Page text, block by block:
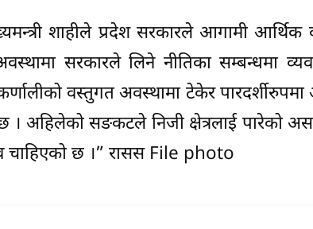
शाहीले प्रदेश सरकारले आगामी आर्थिक
सरकारले लिने नीतिका सम्बन्धमा
वस्तुगत अवस्थामा टेकेर
छ । अहिलेको सङकटले निजी क्षेत्रलाई पारेको
चाहिएको छ ।” रासस File photo